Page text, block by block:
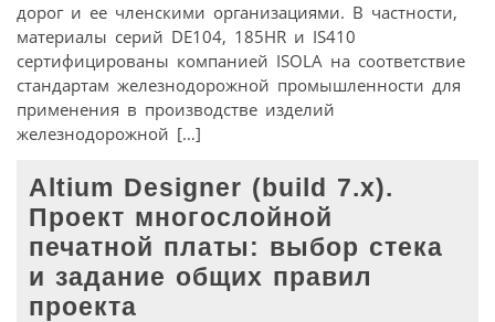
дорог и ее членскими организациями. В частности,
материалы серий DE104, 185HR и IS410
сертифицированы компанией ISOLA на соответствие
стандартам железнодорожной промышленности для
применения в производстве изделий
железнодорожной […]
Altium Designer (build 7.х).
Проект многослойной
печатной платы: выбор стека
и задание общих правил
проекта